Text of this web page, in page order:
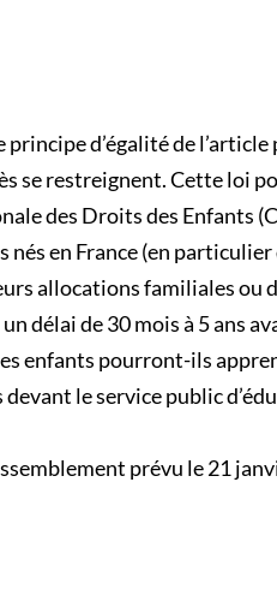
d’égalité de
se restreignent. Cette loi
des Droits des Enfants
en France (en
allocations familiales ou
délai de 30 mois à 5 ans
enfants pourront-ils
le service public
prévu le 21